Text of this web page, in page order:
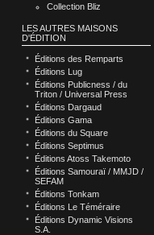
Collection Bliz
LES AUTRES MAISONS
D'ÉDITION
Éditions des Remparts
Éditions Lug
Éditions Publicness / du
Triton / Universal Press
Éditions Dargaud
Éditions Gama
Éditions du Square
Éditions Septimus
Éditions Atoss Takemoto
Éditions Samouraï / MMJD /
SEFAM
Éditions Tonkam
Éditions Le Téméraire
Éditions Dynamic Visions
S.A.